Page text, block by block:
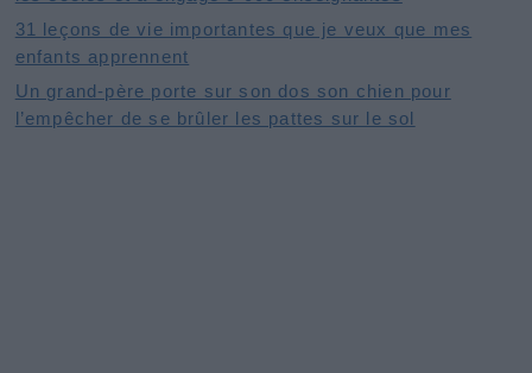
31 leçons de vie importantes que je veux que mes
enfants apprennent
Un grand-père porte sur son dos son chien pour
l’empêcher de se brûler les pattes sur le sol